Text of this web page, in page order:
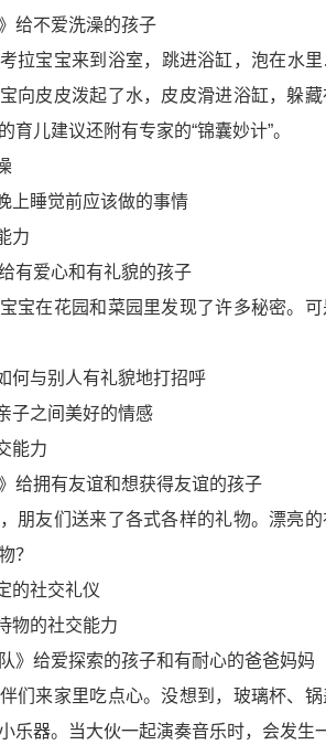
给不爱洗澡的孩子
拉宝宝来到浴室，跳进浴缸，泡在水
向皮皮泼起了水，皮皮滑进浴缸，躲
育儿建议还附有专家的“锦囊妙计”。
上睡觉前应该做的事情
力
有爱心和有礼貌的孩子
宝在花园和菜园里发现了许多秘密。
何与别人有礼貌地打招呼
子之间美好的情感
能力
给拥有友谊和想获得友谊的孩子
朋友们送来了各式各样的礼物。漂亮
？
的社交礼仪
物的社交能力
》给爱探索的孩子和有耐心的爸爸妈妈
们来家里吃点心。没想到，玻璃杯、锅
乐器。当大伙一起演奏音乐时，会发生